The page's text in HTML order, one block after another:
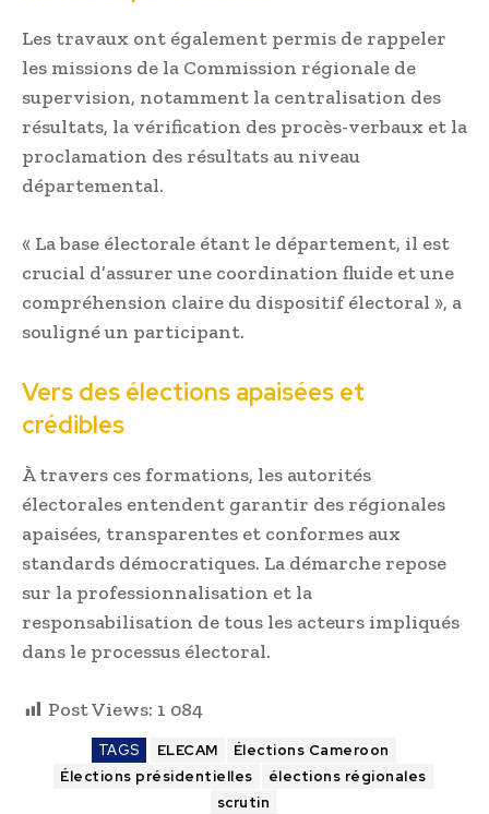
Les travaux ont également permis de rappeler
les missions de la Commission régionale de
supervision, notamment la centralisation des
résultats, la vérification des procès-verbaux et la
proclamation des résultats au niveau
départemental.
« La base électorale étant le département, il est
crucial d’assurer une coordination fluide et une
compréhension claire du dispositif électoral », a
souligné un participant.
Vers des élections apaisées et
crédibles
À travers ces formations, les autorités
électorales entendent garantir des régionales
apaisées, transparentes et conformes aux
standards démocratiques. La démarche repose
sur la professionnalisation et la
responsabilisation de tous les acteurs impliqués
dans le processus électoral.
Post Views: 1 084
TAGS ELECAM
Élections Cameroon
Élections présidentielles
élections régionales
scrutin